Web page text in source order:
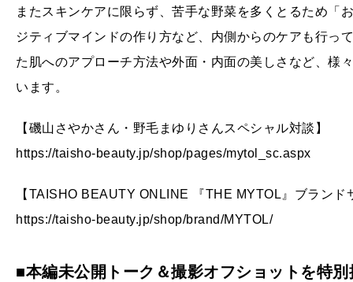
またスキンケアに限らず、苦手な野菜を多くとるため「
ジティブマインドの作り方など、内側からのケアも行っ
た肌へのアプローチ方法や外面・内面の美しさなど、様
います。
【磯山さやかさん・野毛まゆりさんスペシャル対談】
https://taisho-beauty.jp/shop/pages/mytol_sc.aspx
【TAISHO BEAUTY ONLINE 『THE MYTOL』ブランド
https://taisho-beauty.jp/shop/brand/MYTOL/
■本編未公開トーク＆撮影オフショットを特別